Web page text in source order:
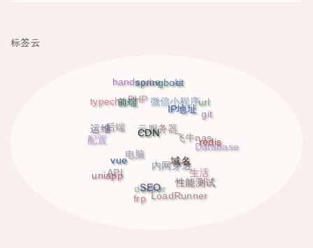
标签云
typecho
handsome
PHP
后端
配置
运维
前端
springboot
AI
微信小程序
云服务器
电脑
API
uniapp
vue
CDN
IP地址
url
git
飞牛nas
内网穿透
docker
frp
SEO
域名
redis
Database
生活
LoadRunner
性能测试